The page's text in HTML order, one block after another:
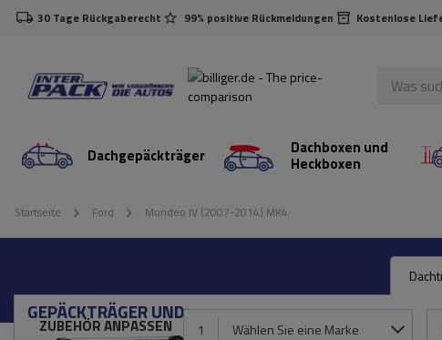
30 Tage Rückgaberecht 99% positive Rückmeldungen Kostenlose
Dachgepäckträger Dachboxen und
Heckboxen
Startseite Ford Mondeo IV (2007-2014) MK4
GEPÄCKTRÄGER UND
ZUBEHÖR ANPASSEN 1 Wählen Sie eine Marke